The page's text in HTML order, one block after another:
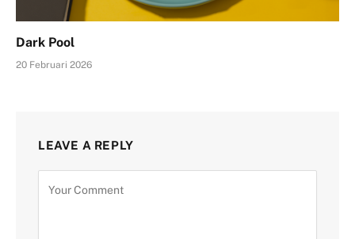
Dark Pool
20 Februari 2026
LEAVE A REPLY